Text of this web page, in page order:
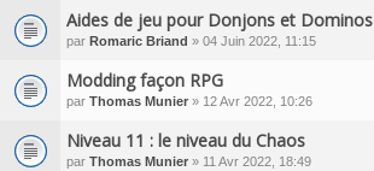
Aides de jeu pour Donjons et Dominos
par Romaric Briand » 04 Juin 2022, 11:15
Modding façon RPG
par Thomas Munier » 12 Avr 2022, 10:26
Niveau 11 : le niveau du Chaos
par Thomas Munier » 11 Avr 2022, 18:49